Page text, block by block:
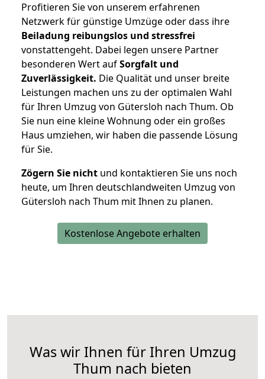
Profitieren Sie von unserem erfahrenen
Netzwerk für günstige Umzüge oder dass ihre
Beiladung reibungslos und stressfrei
vonstattengeht. Dabei legen unsere Partner
besonderen Wert aufSorgfalt und
Zuverlässigkeit. Die Qualität und unser breite
Leistungen machen uns zu der optimalen Wahl
für Ihren Umzug von Gütersloh nach Thum. Ob
Sie nun eine kleine Wohnung oder ein großes
Haus umziehen, wir haben die passende Lösung
für Sie.
Zögern Sie nicht und kontaktieren Sie uns noch
heute, um Ihren deutschlandweiten Umzug von
Gütersloh nach Thum mit Ihnen zu planen.
Kostenlose Angebote erhalten
Was wir Ihnen für Ihren Umzug
Thum nach bieten